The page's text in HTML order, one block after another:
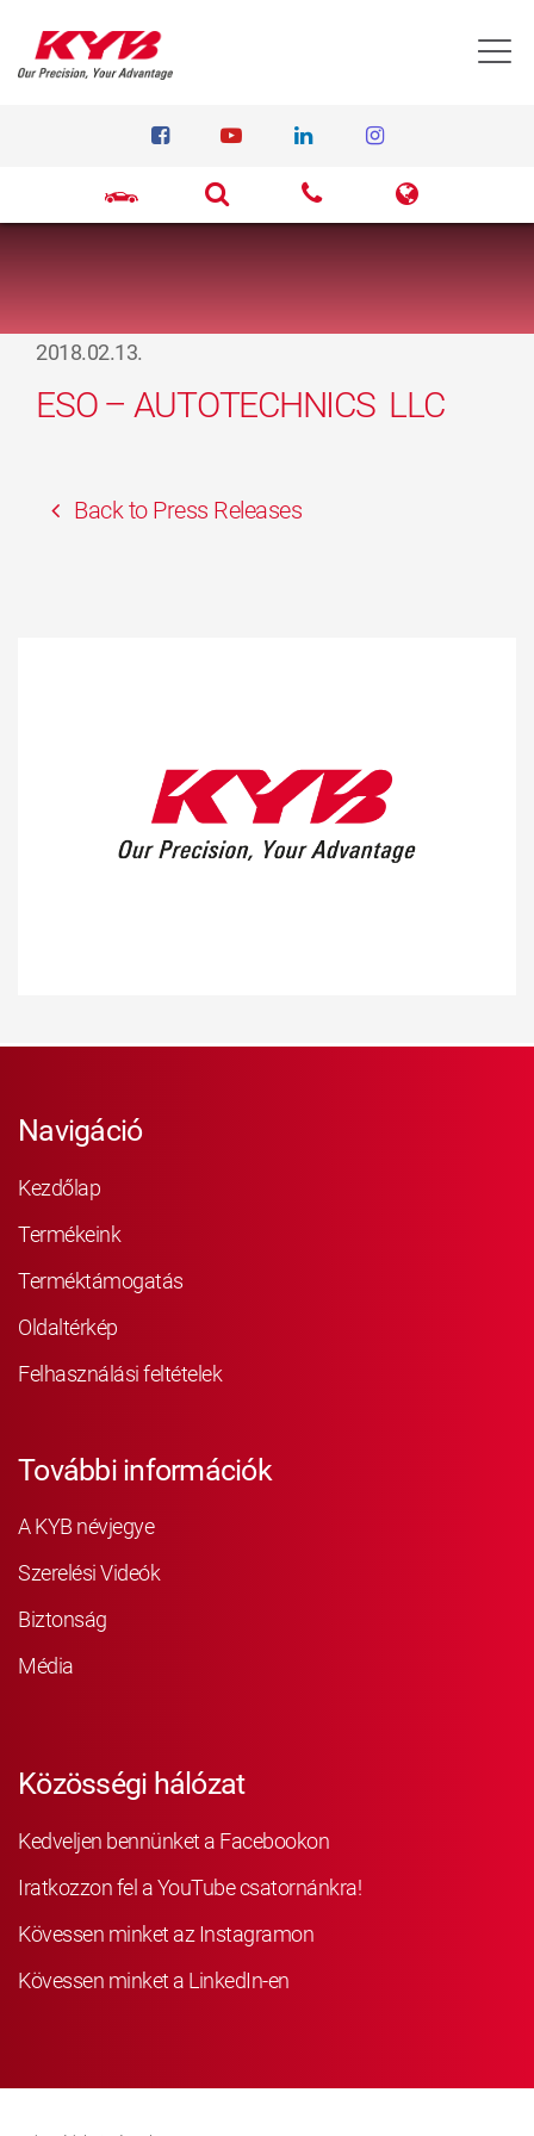
2018.02.13.
ESO – AUTOTECHNICS LLC
Back to Press Releases
Navigáció
Kezdőlap
Termékeink
Terméktámogatás
Oldaltérkép
Felhasználási feltételek
További információk
A KYB névjegye
Szerelési Videók
Biztonság
Média
Közösségi hálózat
Kedveljen bennünket a Facebookon
Iratkozzon fel a YouTube csatornánkra!
Kövessen minket az Instagramon
Kövessen minket a LinkedIn-en